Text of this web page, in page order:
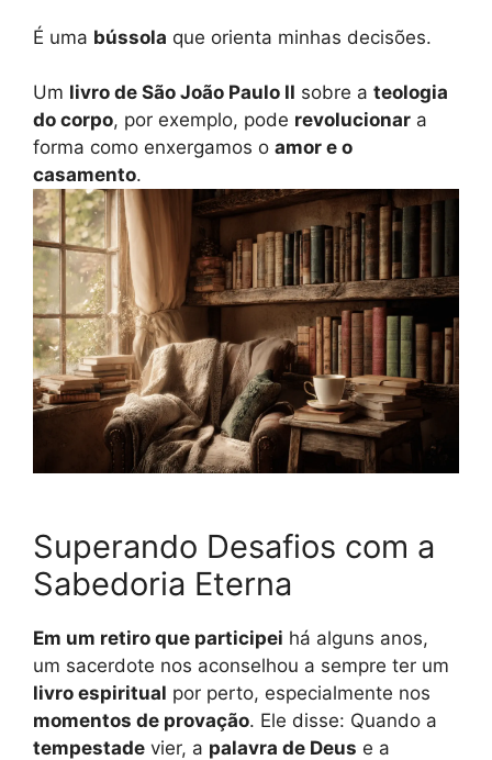
É uma bússola que orienta minhas decisões.
Um livro de São João Paulo II sobre a teologia
do corpo, por exemplo, pode revolucionar a
forma como enxergamos o amor e o
casamento.
Superando Desafios com a
Sabedoria Eterna
Em um retiro que participei há alguns anos,
um sacerdote nos aconselhou a sempre ter um
livro espiritual por perto, especialmente nos
momentos de provação. Ele disse: Quando a
tempestade vier, a palavra de Deus e a